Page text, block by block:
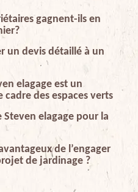
gagnent-ils en
un devis détaillé à un
elagage est un
des espaces verts
Steven elagage pour la
de l’engager
de jardinage ?